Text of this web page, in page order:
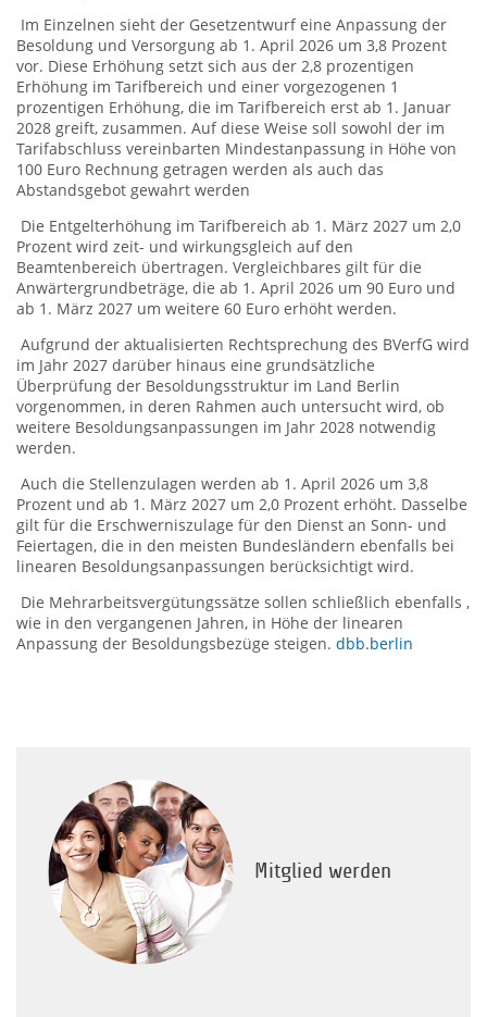
Im Einzelnen sieht der Gesetzentwurf eine Anpassung der
Besoldung und Versorgung ab 1. April 2026 um 3,8 Prozent
vor. Diese Erhöhung setzt sich aus der 2,8 prozentigen
Erhöhung im Tarifbereich und einer vorgezogenen 1
prozentigen Erhöhung, die im Tarifbereich erst ab 1. Januar
2028 greift, zusammen. Auf diese Weise soll sowohl der im
Tarifabschluss vereinbarten Mindestanpassung in Höhe von
100 Euro Rechnung getragen werden als auch das
Abstandsgebot gewahrt werden
Die Entgelterhöhung im Tarifbereich ab 1. März 2027 um 2,0
Prozent wird zeit- und wirkungsgleich auf den
Beamtenbereich übertragen. Vergleichbares gilt für die
Anwärtergrundbeträge, die ab 1. April 2026 um 90 Euro und
ab 1. März 2027 um weitere 60 Euro erhöht werden.
Aufgrund der aktualisierten Rechtsprechung des BVerfG wird
im Jahr 2027 darüber hinaus eine grundsätzliche
Überprüfung der Besoldungsstruktur im Land Berlin
vorgenommen, in deren Rahmen auch untersucht wird, ob
weitere Besoldungsanpassungen im Jahr 2028 notwendig
werden.
Auch die Stellenzulagen werden ab 1. April 2026 um 3,8
Prozent und ab 1. März 2027 um 2,0 Prozent erhöht. Dasselbe
gilt für die Erschwerniszulage für den Dienst an Sonn- und
Feiertagen, die in den meisten Bundesländern ebenfalls bei
linearen Besoldungsanpassungen berücksichtigt wird.
Die Mehrarbeitsvergütungssätze sollen schließlich ebenfalls ,
wie in den vergangenen Jahren, in Höhe der linearen
Anpassung der Besoldungsbezüge steigen. dbb.berlin
Mitglied werden